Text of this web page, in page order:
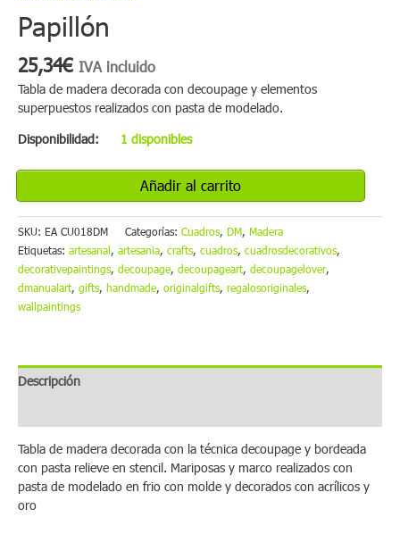
Papillón
25,34€ IVA incluido
Tabla de madera decorada con decoupage y elementos
superpuestos realizados con pasta de modelado.
Disponibilidad: 1 disponibles
Añadir al carrito
SKU: EA CU018DM Categorías: Cuadros, DM, Madera
Etiquetas: artesanal , artesania, crafts, cuadros, cuadrosdecorativos,
decorativepaintings, decoupage, decoupageart, decoupagelover,
dmanualart, gifts, handmade, originalgifts, regalosoriginales,
wallpaintings
Descripción
Tabla de madera decorada con la técnica decoupage y bordeada
con pasta relieve en stencil. Mariposas y marco realizados con
pasta de modelado en frio con molde y decorados con acrílicos y
oro